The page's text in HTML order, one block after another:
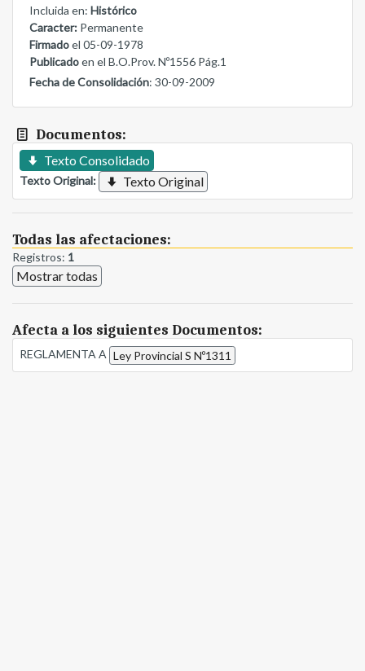
Incluida en: Histórico
Caracter: Permanente
Firmadoel 05-09-1978
Publicadoen el B.O.Prov. Nº1556 Pág.1
Fecha de Consolidación: 30-09-2009
Documentos:
Texto Consolidado
Texto Original: Texto Original
Todas las afectaciones:
Registros: 1
Mostrar todas
Afecta a los siguientes Documentos:
REGLAMENTA A Ley Provincial S Nº1311